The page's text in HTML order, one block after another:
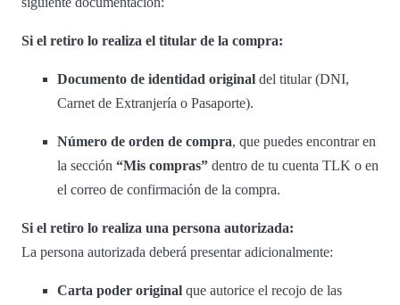
Si el retiro lo realiza el titular de la compra:
Documento de identidad original del titular (DNI,
Carnet de Extranjería o Pasaporte).
Número de orden de compra, que puedes encontrar en
la sección “Mis compras” dentro de tu cuenta TLK o en
el correo de confirmación de la compra.
Si el retiro lo realiza una persona autorizada:
La persona autorizada deberá presentar adicionalmente:
Carta poder original que autorice el recojo de las